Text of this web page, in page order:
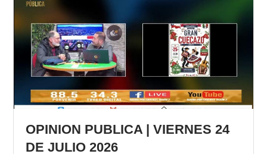
OPINION PUBLICA | VIERNES 24
DE JULIO 2026